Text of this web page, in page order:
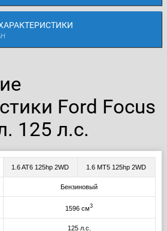
Ford Focus
125 л.с.
1.6 AT6 125hp 2WD 1.6 MT5 125hp 2WD
Бензиновый
1596 см3
125 л.с.